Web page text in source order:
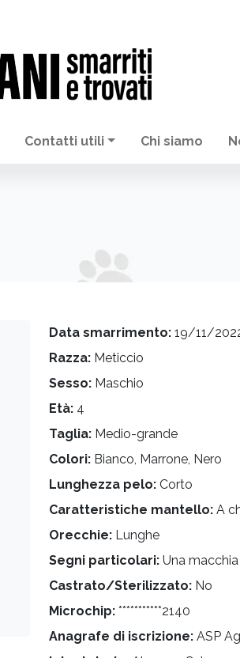
Contatti utili Chi siamo
Data smarrimento: 19/11/
Razza: Meticcio
Sesso: Maschio
Età: 4
Taglia: Medio-grande
Colori: Bianco, Marrone, Nero
Lunghezza pelo: Corto
Caratteristiche mantello: A
Orecchie: Lunghe
Segni particolari: Una
Castrato/Sterilizzato: No
Microchip: ***********2140
Anagrafe di iscrizione: ASP